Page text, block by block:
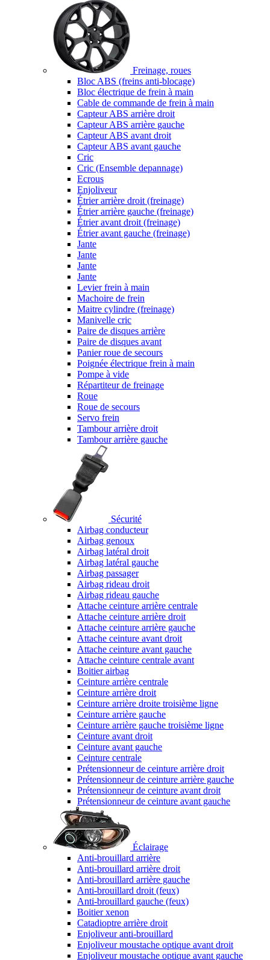
Freinage, roues
Bloc ABS (freins anti-blocage)
Bloc électrique de frein à main
Cable de commande de frein à main
Capteur ABS arrière droit
Capteur ABS arrière gauche
Capteur ABS avant droit
Capteur ABS avant gauche
Cric
Cric (Ensemble depannage)
Ecrous
Enjoliveur
Étrier arrière droit (freinage)
Étrier arrière gauche (freinage)
Étrier avant droit (freinage)
Étrier avant gauche (freinage)
Jante
Jante
Jante
Jante
Levier frein à main
Machoire de frein
Maitre cylindre (freinage)
Manivelle cric
Paire de disques arrière
Paire de disques avant
Panier roue de secours
Poignée électrique frein à main
Pompe à vide
Répartiteur de freinage
Roue
Roue de secours
Servo frein
Tambour arrière droit
Tambour arrière gauche
Sécurité
Airbag conducteur
Airbag genoux
Airbag latéral droit
Airbag latéral gauche
Airbag passager
Airbag rideau droit
Airbag rideau gauche
Attache ceinture arrière centrale
Attache ceinture arrière droit
Attache ceinture arrière gauche
Attache ceinture avant droit
Attache ceinture avant gauche
Attache ceinture centrale avant
Boitier airbag
Ceinture arrière centrale
Ceinture arrière droit
Ceinture arrière droite troisième ligne
Ceinture arrière gauche
Ceinture arrière gauche troisième ligne
Ceinture avant droit
Ceinture avant gauche
Ceinture centrale
Prétensionneur de ceinture arrière droit
Prétensionneur de ceinture arrière gauche
Prétensionneur de ceinture avant droit
Prétensionneur de ceinture avant gauche
Éclairage
Anti-brouillard arrière
Anti-brouillard arrière droit
Anti-brouillard arrière gauche
Anti-brouillard droit (feux)
Anti-brouillard gauche (feux)
Boitier xenon
Catadioptre arrière droit
Enjoliveur anti-brouillard
Enjoliveur moustache optique avant droit
Enjoliveur moustache optique avant gauche